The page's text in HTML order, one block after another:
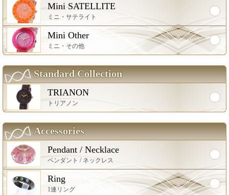
Mini SATELLITE
ミニ・サテライト
Mini Other
ミニ・その他
Standard Collection
TRIANON
トリアノン
Accessories
Pendant / Necklace
ペンダント / ネックレス
Ring
1連リング